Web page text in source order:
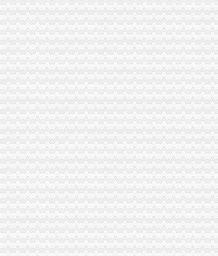
梁平局重庆公司注销积开展民共建活动
市局机关举行"迎奥运、庆八一，转业复员人拓展训练”重庆进出口权活动
市重庆代账公司工商局立足部门职能五措并举确保奥运期间及下半年安全生产
璧山局重庆财务公司为该县届农民工艺术节暨企业文艺调演献实招
黔江局“三优化”重庆进出口权助推非公经济发展
江北局重庆财务公司发挥合同监管作用促进合同监管关口前移
巴南局重庆进出口权花溪工商所举办迎奥运食品安全事故应急演练
万州局着力造三峡库区“中央商务区”重庆进出口权
巫山局重庆公司注销全面开展局长下所促监管活动
璧山局重庆财务公司全力推进电子商务监管工作
万州局被区委、重庆代理记账区表彰为北京2008奥林匹克火炬接力重庆万州递
丰都局重庆代理报税许明寺所三措施积支持地方产业发展
荣昌县县长陈杰对县工商局重庆财务公司工作提出五点要求
经检总队创新工作模式设立专业工作组
市局财审处“四举措”重庆代理记账化资产收入管理
市局召开电子商务监管工作座谈会征求有关专家、市场主体和职能部门的重庆